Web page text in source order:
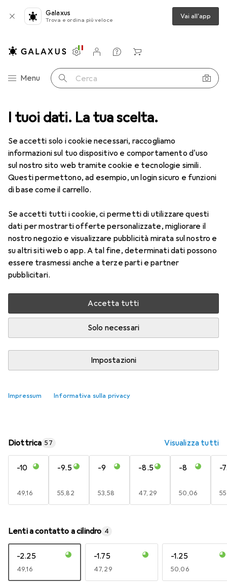
I tuoi dati. La tua scelta.
Se accetti solo i cookie necessari, raccogliamo
informazioni sul tuo dispositivo e comportamento d'uso
sul nostro sito web tramite cookie e tecnologie simili.
Questi permettono, ad esempio, un login sicuro e funzioni
di base come il carrello.
Se accetti tutti i cookie, ci permetti di utilizzare questi
dati per mostrarti offerte personalizzate, migliorare il
nostro negozio e visualizzare pubblicità mirata sul nostro e
su altri siti web o app. A tal fine, determinati dati possono
essere trasmessi anche a terze parti e partner
pubblicitari.
Accetta tutti
Solo necessari
Impostazioni
Impressum Informativa sulla privacy
Galaxus
Trova e ordina più veloce Vai all'app
Categoria Navigazione
Menu Cerca
Impostazioni
Conto cliente
Liste di confronto
Liste dei desideri
Carrello
Lenti a contatto Air Optix più HydraGlyde per l'astigmatismo
1 Immagine
Air Optix più HydraGlyde per
-6, Obiettivo mensile, 6 pz., Torico
Prezzo in EUR IVA incl.
EUR
49,16 EUR
8,20/1pz.
Consegna tra lun, 17/8 e mer, 19/8
Più di 10 pezzi in stock presso il fornitore
Aggiungi al carrello
Diottrica 57 Visualizza tutti
-10
EUR
49,16
-9.5
EUR
55,82
-9
EUR
53,58
-8.5
EUR
47,29
-8
EUR
50,06
-
Lenti a contatto a cilindro 4
-2.25
EUR
49,16
-1.75
EUR
47,29
-1.25
EUR
50,06